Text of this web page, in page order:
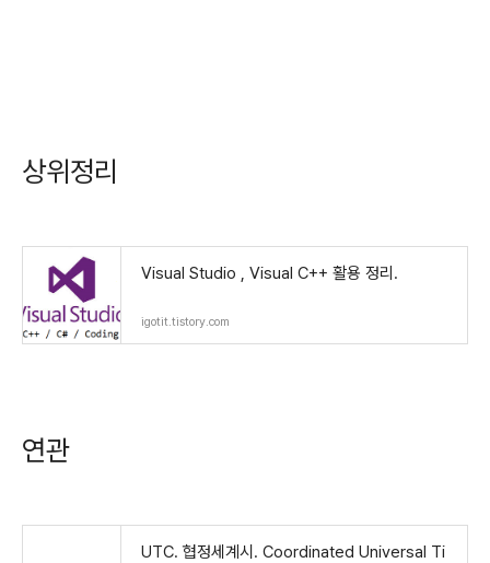
상위정리
Visual Studio , Visual C++ 활용 정리.
igotit.tistory.com
연관
UTC. 협정세계시. Coordinated Universal Ti